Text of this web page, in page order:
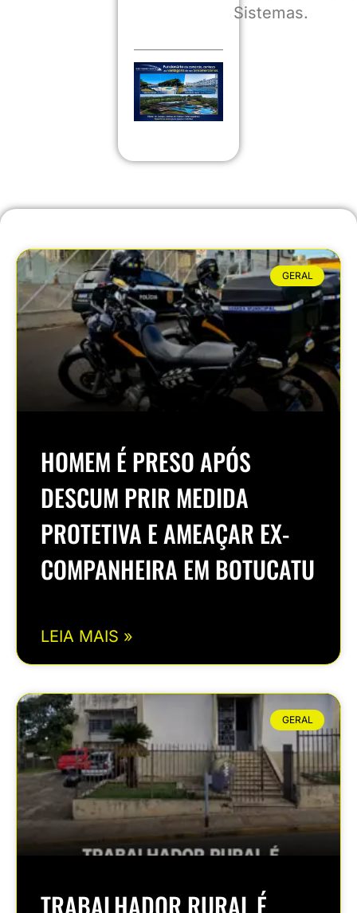
Sistemas.
GERAL
HOMEM É PRESO APÓS
DESCUM PRIR MEDIDA
PROTETIVA E AMEAÇAR EX-
COMPANHEIRA EM BOTUCATU
LEIA MAIS »
GERAL
TRABALHADOR RURAL É